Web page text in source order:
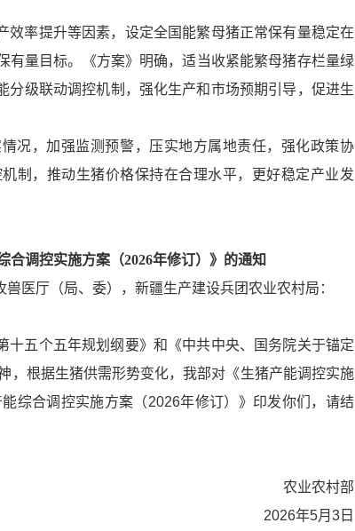
效率提升等因素，设定全国能繁母猪正常保有量稳定在
量目标。《方案》明确，适当收紧能繁母猪存栏量绿
级联动调控机制，强化生产和市场预期引导，促进生
况，加强监测预警，压实地方属地责任，强化政策协
制，推动生猪价格保持在合理水平，更好稳定产业发
合调控实施方案（2026年修订）》的通知
医厅（局、委），新疆生产建设兵团农业农村局：
十五个五年规划纲要》和《中共中央、国务院关于锚定
，根据生猪供需形势变化，我部对《生猪产能调控实施
综合调控实施方案（2026年修订）》印发你们，请结
农业农村部
2026年5月3日